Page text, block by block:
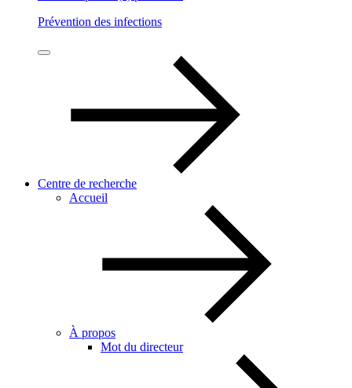
Prévention des infections
Centre de recherche
Accueil
À propos
Mot du directeur